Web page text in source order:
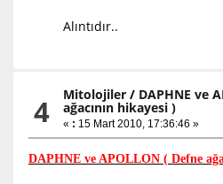
Alıntıdır..
4 Mitolojiler / DAPHNE ve
ağacının hikayesi )
« : 15 Mart 2010, 17:36:46 »
DAPHNE ve APOLLON ( Defne